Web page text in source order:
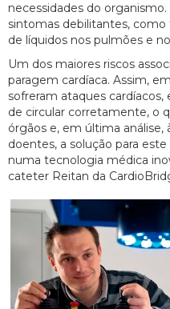
necessidades do
sintomas debilitantes, como
de líquidos nos pulmões e
Um dos maiores riscos
paragem cardíaca. Assim,
sofreram ataques
de circular corretamente, o
órgãos e, em última análise,
doentes, a solução para
numa tecnologia médica
cateter Reitan da